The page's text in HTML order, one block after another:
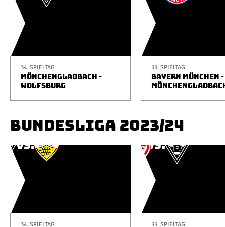
34. SPIELTAG
MÖNCHENGLADBACH -
WOLFSBURG
33. SPIELTAG
BAYERN MÜNCHEN -
BUNDESLIGA 2023/24
34. SPIELTAG 33. SPIELTAG